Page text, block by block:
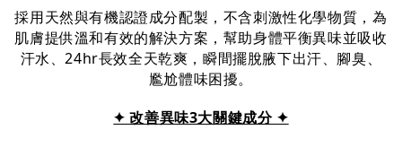
採用天然與有機認證成分配製，不含刺激性化學物質，為
肌膚提供溫和有效的解決方案，幫助身體平衡異味並吸收
汗水、24hr長效全天乾爽，瞬間擺脫腋下出汗、腳臭、
尷尬體味困擾。
✦ 改善異味3大關鍵成分 ✦